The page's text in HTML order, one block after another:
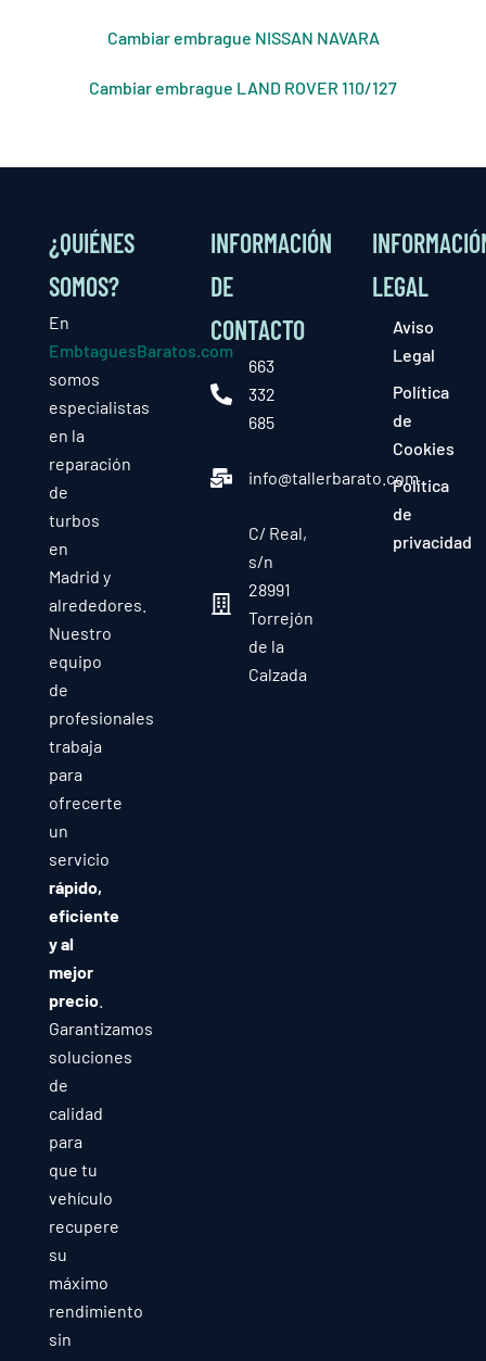
Cambiar embrague NISSAN NAVARA
Cambiar embrague LAND ROVER 110/127
¿QUIÉNES
SOMOS?
En
EmbtaguesBaratos.com
somos
especialistas
en la
reparación
de
turbos
en
Madrid y
alrededores.
Nuestro
equipo
de
profesionales
trabaja
para
ofrecerte
un
servicio
rápido,
eficiente
y al
mejor
precio.
Garantizamos
soluciones
de
calidad
para
que tu
vehículo
recupere
su
máximo
rendimiento
sin
INFORMACIÓN
DE
CONTACTO
663
332
685
info@tallerbarato.com
C/ Real,
s/n
28991
Torrejón
de la
Calzada
LEGAL
Aviso
Legal
Política
de
Cookies
Política
de
privacidad